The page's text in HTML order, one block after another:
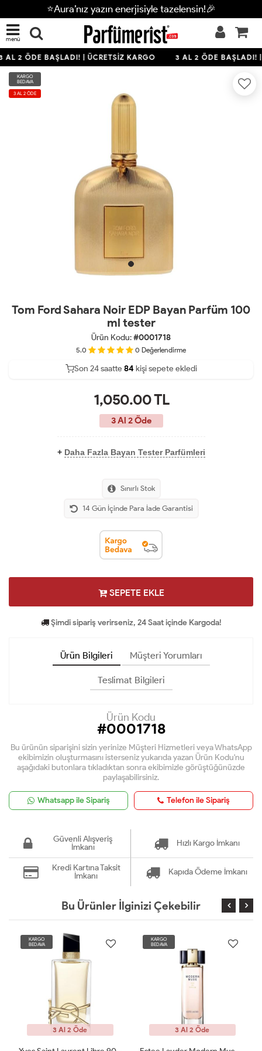
⭐Aura’nız yazın enerjisiyle tazelensin!🎉
menü
AL 2 ÖDE BAŞLADI! | ÜCRETSİZ KARGO 3 AL 2 ÖDE BAŞLADI! |
KARGO
BEDAVA
3 AL 2 ÖDE
Tom Ford Sahara Noir EDP Bayan Parfüm 100
ml tester
Ürün Kodu:#0001718
5.0 0 Değerlendirme
40
Son 24 saatte 84 kişi sepete ekledi
34
1,050.00TL
3 Al 2 Öde
+ Daha Fazla Bayan Tester Parfümleri
Sınırlı Stok
14 Gün İçinde Para İade Garantisi
SEPETE EKLE
Şimdi sipariş verirseniz, 24 Saat içinde Kargoda!
Ürün Bilgileri Müşteri Yorumları
Teslimat Bilgileri
Ürün Kodu
#0001718
Bu ürünün siparişini sizin yerinize Müşteri Hizmetleri veya WhatsApp
ekibimizin oluşturmasını isterseniz yukarıda yazan Ürün Kodu'nu
aşağıdaki butonlara tıkladıktan sonra ekibimizle görüştüğünüzde
paylaşabilirsiniz.
Whatsapp ile Sipariş Telefon ile Sipariş
Güvenli Alışveriş
İmkanı
Hızlı Kargo İmkanı
Kredi Kartına Taksit
İmkanı
Kapıda Ödeme İmkanı
Bu Ürünler İlginizi Çekebilir
3 Al 2 Öde 3 Al 2 Öde